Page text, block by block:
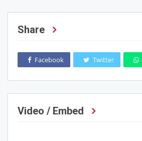
Share
Facebook Twitter
Video / Embed